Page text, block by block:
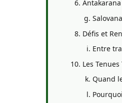
Défis et
Entre
Les
Quand